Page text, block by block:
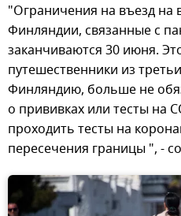
"Ограничения на въезд на
Финляндии, связанные с
заканчиваются 30 июня.
путешественники из
Финляндию, больше не
о прививках или тесты на
проходить тесты на
пересечения границы ", -